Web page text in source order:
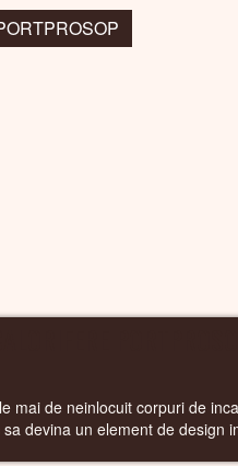
mai de neinlocuit corpuri de
devina un element de design